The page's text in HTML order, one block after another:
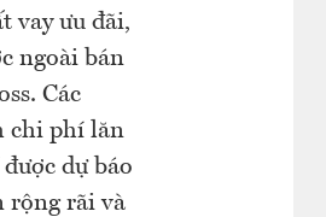
vay ưu đãi,
ngoài bán
Các
chi phí lăn
dự báo
rộng rãi và